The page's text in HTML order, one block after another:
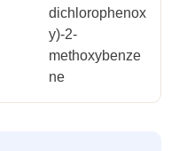
dichlorophenox
y)-2-
methoxybenze
ne